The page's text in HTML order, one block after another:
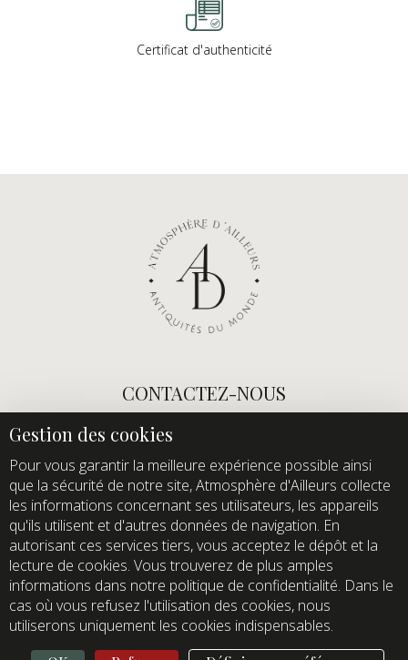
Certificat d'authenticité
CONTACTEZ-NOUS
info@atmospheredailleurs.com
Tel :
+33 (0)1 60 12 68 26
Domaine de Quincampoix
Route de Roussigny
91470 Les Molières
France
Showroom ouvert aux professionnels sur rendez-vous
uniquement
Pour vous garantir la meilleure expérience possible ainsi
que la sécurité de notre site, Atmosphère d'Ailleurs collecte
les informations concernant ses utilisateurs, les appareils
qu'ils utilisent et d'autres données de navigation. En
autorisant ces services tiers, vous acceptez le dépôt et la
lecture de cookies. Vous trouverez de plus amples
informations dans notre politique de confidentialité. Dans le
cas où vous refusez l'utilisation des cookies, nous
utiliserons uniquement les cookies indispensables.